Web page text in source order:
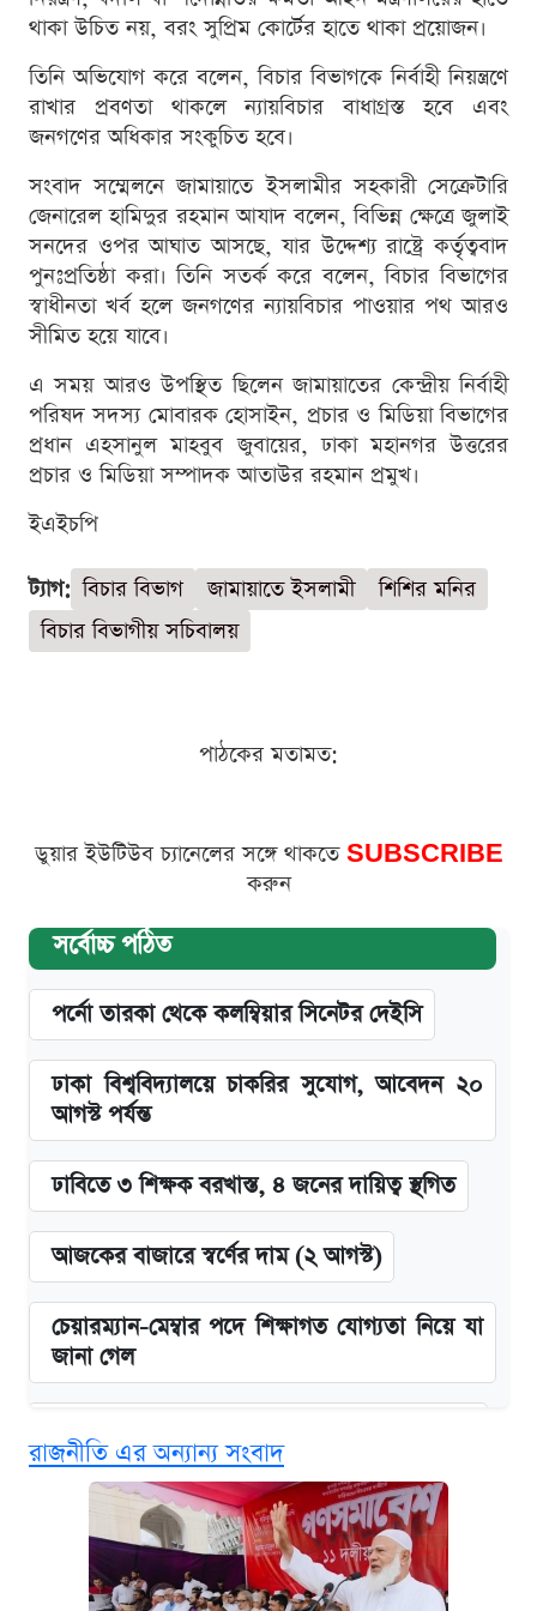
থাকা উচিত নয়, বরং সুপ্রিম কোর্টের হাতে থাকা প্রয়োজন।
তিনি অভিযোগ করে বলেন, বিচার বিভাগকে নির্বাহী নিয়ন্ত্রণে
রাখার প্রবণতা থাকলে ন্যায়বিচার বাধাগ্রস্ত হবে এবং
জনগণের অধিকার সংকুচিত হবে।
সংবাদ সম্মেলনে জামায়াতে ইসলামীর সহকারী সেক্রেটারি
জেনারেল হামিদুর রহমান আযাদ বলেন, বিভিন্ন ক্ষেত্রে জুলাই
সনদের ওপর আঘাত আসছে, যার উদ্দেশ্য রাষ্ট্রে কর্তৃত্ববাদ
পুনঃপ্রতিষ্ঠা করা। তিনি সতর্ক করে বলেন, বিচার বিভাগের
স্বাধীনতা খর্ব হলে জনগণের ন্যায়বিচার পাওয়ার পথ আরও
সীমিত হয়ে যাবে।
এ সময় আরও উপস্থিত ছিলেন জামায়াতের কেন্দ্রীয় নির্বাহী
পরিষদ সদস্য মোবারক হোসাইন, প্রচার ও মিডিয়া বিভাগের
প্রধান এহসানুল মাহবুব জুবায়ের, ঢাকা মহানগর উত্তরের
প্রচার ও মিডিয়া সম্পাদক আতাউর রহমান প্রমুখ।
ইএইচপি
ট্যাগ: বিচার বিভাগ জামায়াতে ইসলামী
শিশির মনির
বিচার বিভাগীয় সচিবালয়
পাঠকের মতামত:
ডুয়ার ইউটিউব চ্যানেলের সঙ্গে থাকতে SUBSCRIBE
করুন
সর্বোচ্চ পঠিত
পর্নো তারকা থেকে কলম্বিয়ার সিনেটর দেইসি
ঢাকা বিশ্ববিদ্যালয়ে চাকরির সুযোগ, আবেদন ২০
আগস্ট পর্যন্ত
ঢাবিতে ৩ শিক্ষক বরখাস্ত, ৪ জনের দায়িত্ব স্থগিত
আজকের বাজারে স্বর্ণের দাম (২ আগস্ট)
চেয়ারম্যান-মেম্বার পদে শিক্ষাগত যোগ্যতা নিয়ে যা
জানা গেল
বিনামূল্যে এআই প্রশিক্ষণ, মিলবে দৈনিক ২০০ টাকা
ভাতা
দেশের বাজারে ফের বেড়েছে সোনার দাম
রাজনীতি এর অন্যান্য সংবাদ